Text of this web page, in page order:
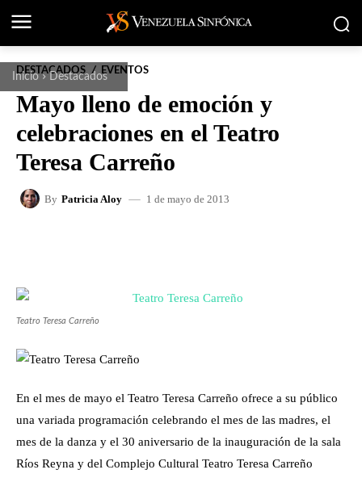
Inicio Destacados
DESTACADOS EVENTOS
Mayo lleno de emoción y
celebraciones en el Teatro
Teresa Carreño
By Patricia Aloy 1 de mayo de 2013
Teatro Teresa Carreño
En el mes de mayo el Teatro Teresa Carreño ofrece a su público
una variada programación celebrando el mes de las madres, el
mes de la danza y el 30 aniversario de la inauguración de la sala
Ríos Reyna y del Complejo Cultural Teatro Teresa Carreño